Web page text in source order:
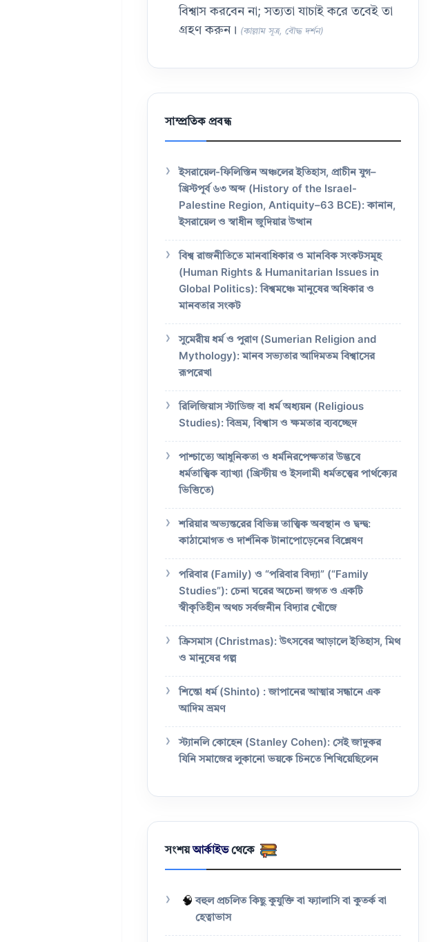
বিশ্বাস করবেন না; সত্যতা যাচাই করে তবেই তা
গ্রহণ করুন। (কাল্লাম সূত্র, বৌদ্ধ দর্শন)
সাম্প্রতিক প্রবন্ধ
ইসরায়েল-ফিলিস্তিন অঞ্চলের ইতিহাস, প্রাচীন যুগ–
খ্রিস্টপূর্ব ৬৩ অব্দ (History of the Israel-
Palestine Region, Antiquity–63 BCE): কানান,
ইসরায়েল ও স্বাধীন জুদিয়ার উত্থান
বিশ্ব রাজনীতিতে মানবাধিকার ও মানবিক সংকটসমূহ
(Human Rights & Humanitarian Issues in
Global Politics): বিশ্বমঞ্চে মানুষের অধিকার ও
মানবতার সংকট
সুমেরীয় ধর্ম ও পুরাণ (Sumerian Religion and
Mythology): মানব সভ্যতার আদিমতম বিশ্বাসের
রূপরেখা
রিলিজিয়াস স্টাডিজ বা ধর্ম অধ্যয়ন (Religious
Studies): বিভ্রম, বিশ্বাস ও ক্ষমতার ব্যবচ্ছেদ
পাশ্চাত্যে আধুনিকতা ও ধর্মনিরপেক্ষতার উদ্ভবে
ধর্মতাত্ত্বিক ব্যাখ্যা (খ্রিস্টীয় ও ইসলামী ধর্মতত্ত্বের পার্থক্যের
ভিত্তিতে)
শরিয়ার অভ্যন্তরের বিভিন্ন তাত্ত্বিক অবস্থান ও দ্বন্দ্ব:
কাঠামোগত ও দার্শনিক টানাপোড়েনের বিশ্লেষণ
পরিবার (Family) ও “পরিবার বিদ্যা” (“Family
Studies”): চেনা ঘরের অচেনা জগত ও একটি
স্বীকৃতিহীন অথচ সর্বজনীন বিদ্যার খোঁজে
ক্রিসমাস (Christmas): উৎসবের আড়ালে ইতিহাস, মিথ
ও মানুষের গল্প
শিন্তো ধর্ম (Shinto) : জাপানের আত্মার সন্ধানে এক
আদিম ভ্রমণ
স্ট্যানলি কোহেন (Stanley Cohen): সেই জাদুকর
যিনি সমাজের লুকানো ভয়কে চিনতে শিখিয়েছিলেন
সংশয়আর্কাইভথেকে
🧠 বহুল প্রচলিত কিছু কুযুক্তি বা ফ্যালাসি বা কুতর্ক বা
হেত্বাভাস